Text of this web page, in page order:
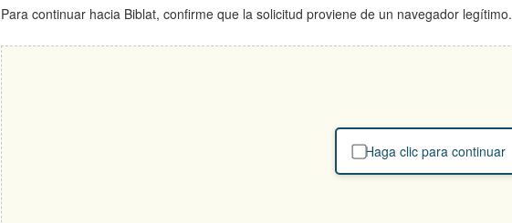
Para continuar hacia Biblat, confirme que la solicitud proviene de un navegador legítimo.
Haga clic para continuar